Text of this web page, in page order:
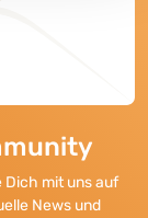
Dich mit uns auf
News und